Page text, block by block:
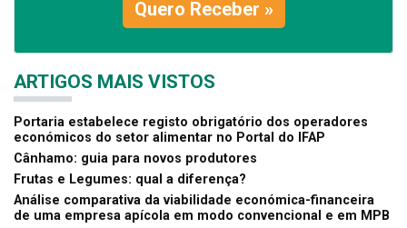
Quero Receber »
ARTIGOS MAIS VISTOS
Portaria estabelece registo obrigatório dos operadores
económicos do setor alimentar no Portal do IFAP
Cânhamo: guia para novos produtores
Frutas e Legumes: qual a diferença?
Análise comparativa da viabilidade económica-financeira
de uma empresa apícola em modo convencional e em MPB